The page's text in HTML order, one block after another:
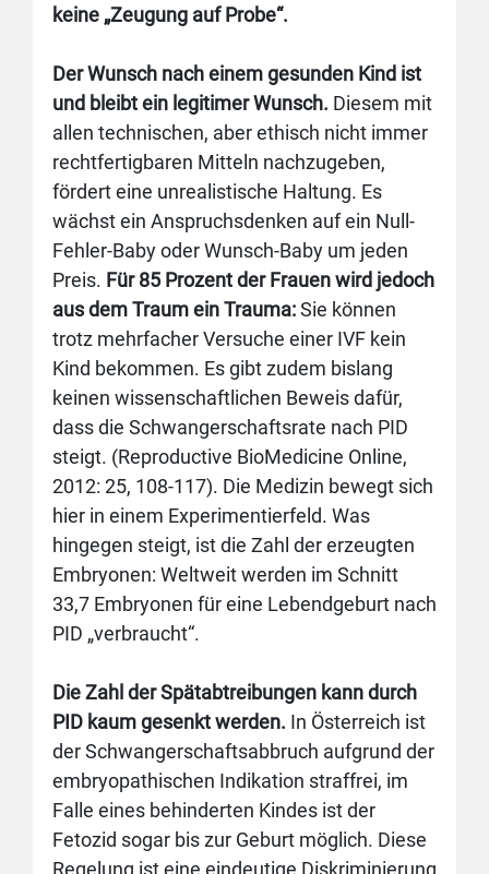
keine „Zeugung auf Probe“.
Der Wunsch nach einem gesunden Kind ist
und bleibt ein legitimer Wunsch. Diesem mit
allen technischen, aber ethisch nicht immer
rechtfertigbaren Mitteln nachzugeben,
fördert eine unrealistische Haltung. Es
wächst ein Anspruchsdenken auf ein Null-
Fehler-Baby oder Wunsch-Baby um jeden
Preis. Für 85 Prozent der Frauen wird jedoch
aus dem Traum ein Trauma:Sie können
trotz mehrfacher Versuche einer IVF kein
Kind bekommen. Es gibt zudem bislang
keinen wissenschaftlichen Beweis dafür,
dass die Schwangerschaftsrate nach PID
steigt. (Reproductive BioMedicine Online,
2012: 25, 108-117). Die Medizin bewegt sich
hier in einem Experimentierfeld. Was
hingegen steigt, ist die Zahl der erzeugten
Embryonen: Weltweit werden im Schnitt
33,7 Embryonen für eine Lebendgeburt nach
PID „verbraucht“.
Die Zahl der Spätabtreibungen kann durch
PID kaum gesenkt werden. In Österreich ist
der Schwangerschaftsabbruch aufgrund der
embryopathischen Indikation straffrei, im
Falle eines behinderten Kindes ist der
Fetozid sogar bis zur Geburt möglich. Diese
Regelung ist eine eindeutige Diskriminierung